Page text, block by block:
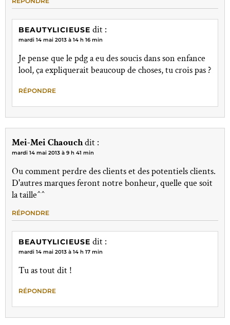
BEAUTYLICIEUSE dit :
mardi 14 mai 2013 à 14 h 16 min
Je pense que le pdg a eu des soucis dans son enfance
lool, ça expliquerait beaucoup de choses, tu crois pas ?
RÉPONDRE
Mei-Mei Chaouchdit :
mardi 14 mai 2013 à 9 h 41 min
Ou comment perdre des clients et des potentiels clients.
D'autres marques feront notre bonheur, quelle que soit
la taille^^
RÉPONDRE
BEAUTYLICIEUSE dit :
mardi 14 mai 2013 à 14 h 17 min
Tu as tout dit !
RÉPONDRE